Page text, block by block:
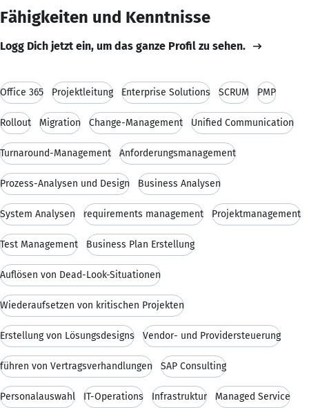
Fähigkeiten und Kenntnisse
Logg Dich jetzt ein, um das ganze Profil zu sehen.
Office 365 Projektleitung Enterprise Solutions SCRUM PMP
Rollout Migration Change-Management Unified Communication
Turnaround-Management Anforderungsmanagement
Prozess-Analysen und Design Business Analysen
System Analysen requirements management Projektmanagement
Test Management Business Plan Erstellung
Auflösen von Dead-Look-Situationen
Wiederaufsetzen von kritischen Projekten
Erstellung von Lösungsdesigns Vendor- und Providersteuerung
führen von Vertragsverhandlungen SAP Consulting
Personalauswahl IT-Operations Infrastruktur Managed Service